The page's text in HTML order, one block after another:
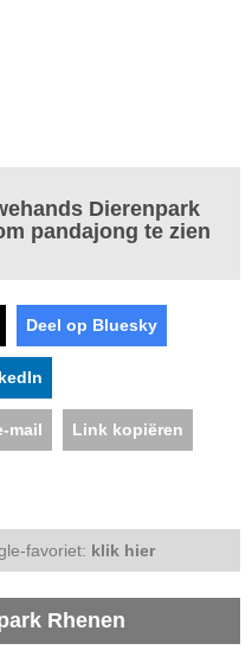
Dierenpark
pandajong te zien
Deel op Bluesky
mail Link kopiëren
favoriet: klik hier
Rhenen